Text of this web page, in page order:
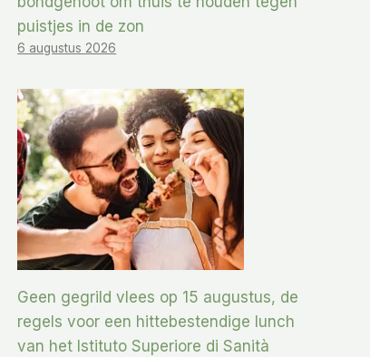
puistjes in de zon
6 augustus 2026
Geen gegrild vlees op 15 augustus, de
regels voor een hittebestendige lunch
van het Istituto Superiore di Sanità